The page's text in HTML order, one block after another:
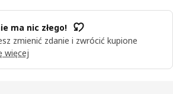
ma nic złego!
zmienić zdanie i zwrócić kupione
więcej